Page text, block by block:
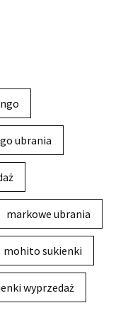
ubrania
markowe ubrania
mohito sukienki
wyprzedaż